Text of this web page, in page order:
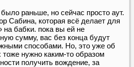
раньше, но сейчас просто аут.
Сабина, которая всё делает для
на бабки. пока вы ей не
сумму, вас без конца будут
способами. Но, это уже об
нужно каким-то образом
получить вождение, за